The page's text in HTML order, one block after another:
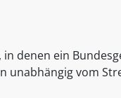
denen ein
unabhängig vom